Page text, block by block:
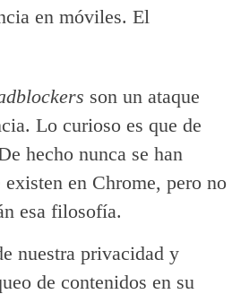
en móviles. El
son un ataque
Lo curioso es que de
hecho nunca se han
existen en Chrome, pero no
esa filosofía.
nuestra privacidad y
de contenidos en su